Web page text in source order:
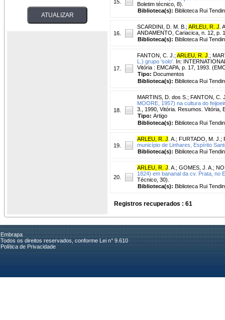
15.
Boletim técnico, 8).
Biblioteca(s): Biblioteca Rui
16.
SCARDINI, D. M. B. ; ARLEU, R. J .
ANDAMENTO, Cariacica, n. 12, p.
Biblioteca(s): Biblioteca Rui
17.
FANTON, C. J. ; ARLEU, R. J ;
L.) grupo 'solo'. In:
Vitória : EMCAPA, p. 17, 1993.
Tipo: Documentos
Biblioteca(s): Biblioteca Rui
18.
MARTINS, D. dos S. ; FANTON, C.
MOORE, 1957) na cultura do
3., 1990, Vitória. Resumos. Vitória,
Tipo: Artigo
Biblioteca(s): Biblioteca Rui
19.
ARLEU, R. J . A. ; FURTADO, M. J. ;
município de Linhares, Espírito
Biblioteca(s): Biblioteca Rui
20.
ARLEU, R. J . A. ; GOMES, J. A. ;
1824) em bananal da cv. Prata, no
Técnico, 30).
Biblioteca(s): Biblioteca Rui
Registros recuperados : 61
Embrapa
Todos os direitos reservados, conforme Lei n° 9.610
Política de Privacidade